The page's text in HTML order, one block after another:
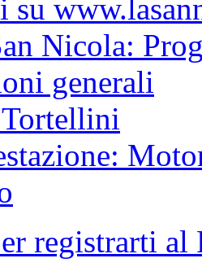
su
Nicola:
generali
registrarti al